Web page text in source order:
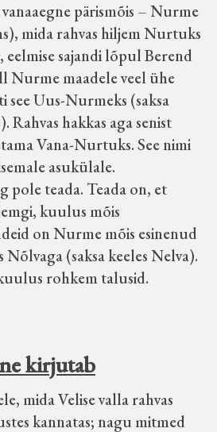
pärismõis – Nurme
mida rahvas hiljem Nurtuks
eelmise sajandi lõpul Berend
Nurme maadele veel ühe
see Uus-Nurmeks (saksa
Rahvas hakkas aga senist
Vana-Nurtuks. See nimi
asukülale.
pole teada. Teada on, et
kuulus mõis
on Nurme mõis esinenud
Nõlvaga (saksa keeles Nelva).
rohkem talusid.
kirjutab
mida Velise valla rahvas
kannatas; nagu mitmed